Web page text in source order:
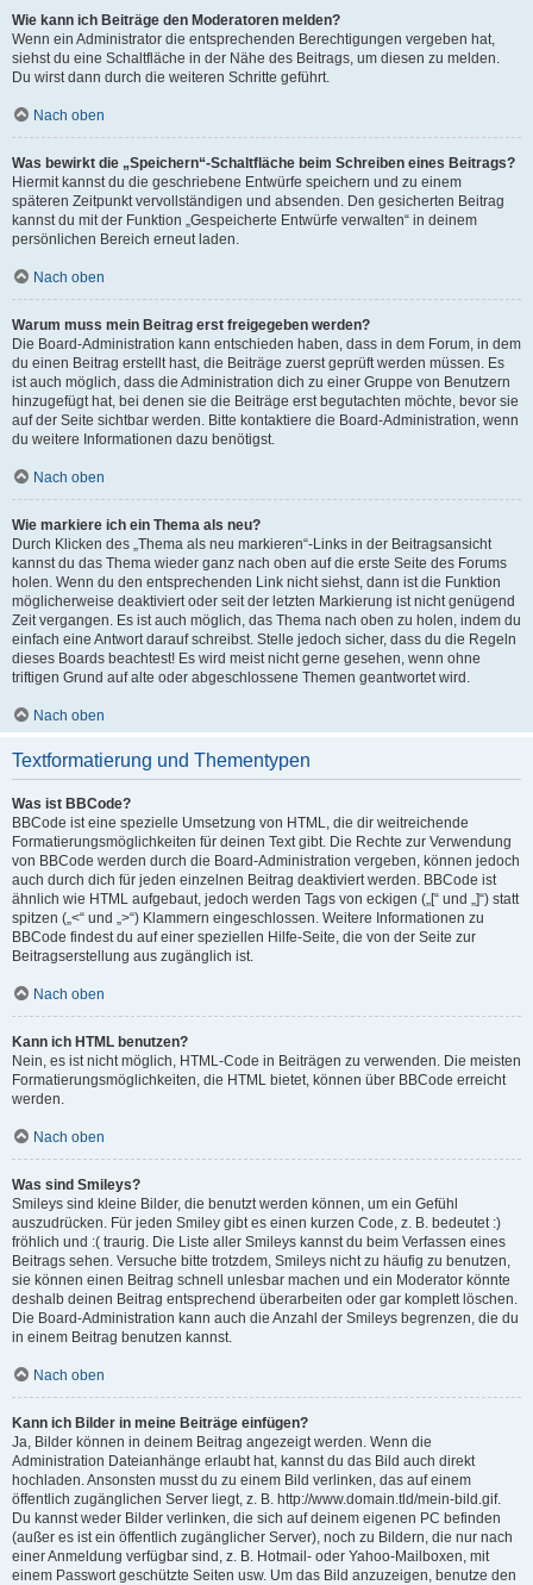
Wie kann ich Beiträge den Moderatoren melden?
Wenn ein Administrator die entsprechenden Berechtigungen vergeben hat,
siehst du eine Schaltfläche in der Nähe des Beitrags, um diesen zu melden.
Du wirst dann durch die weiteren Schritte geführt.
Nach oben
Was bewirkt die „Speichern“-Schaltfläche beim Schreiben eines Beitrags?
Hiermit kannst du die geschriebene Entwürfe speichern und zu einem
späteren Zeitpunkt vervollständigen und absenden. Den gesicherten Beitrag
kannst du mit der Funktion „Gespeicherte Entwürfe verwalten“ in deinem
persönlichen Bereich erneut laden.
Nach oben
Warum muss mein Beitrag erst freigegeben werden?
Die Board-Administration kann entschieden haben, dass in dem Forum, in dem
du einen Beitrag erstellt hast, die Beiträge zuerst geprüft werden müssen. Es
ist auch möglich, dass die Administration dich zu einer Gruppe von Benutzern
hinzugefügt hat, bei denen sie die Beiträge erst begutachten möchte, bevor sie
auf der Seite sichtbar werden. Bitte kontaktiere die Board-Administration, wenn
du weitere Informationen dazu benötigst.
Nach oben
Wie markiere ich ein Thema als neu?
Durch Klicken des „Thema als neu markieren“-Links in der Beitragsansicht
kannst du das Thema wieder ganz nach oben auf die erste Seite des Forums
holen. Wenn du den entsprechenden Link nicht siehst, dann ist die Funktion
möglicherweise deaktiviert oder seit der letzten Markierung ist nicht genügend
Zeit vergangen. Es ist auch möglich, das Thema nach oben zu holen, indem du
einfach eine Antwort darauf schreibst. Stelle jedoch sicher, dass du die Regeln
dieses Boards beachtest! Es wird meist nicht gerne gesehen, wenn ohne
triftigen Grund auf alte oder abgeschlossene Themen geantwortet wird.
Nach oben
Textformatierung und Thementypen
Was ist BBCode?
BBCode ist eine spezielle Umsetzung von HTML, die dir weitreichende
Formatierungsmöglichkeiten für deinen Text gibt. Die Rechte zur Verwendung
von BBCode werden durch die Board-Administration vergeben, können jedoch
auch durch dich für jeden einzelnen Beitrag deaktiviert werden. BBCode ist
ähnlich wie HTML aufgebaut, jedoch werden Tags von eckigen („[“ und „]“) statt
spitzen („<“ und „>“) Klammern eingeschlossen. Weitere Informationen zu
BBCode findest du auf einer speziellen Hilfe-Seite, die von der Seite zur
Beitragserstellung aus zugänglich ist.
Nach oben
Kann ich HTML benutzen?
Nein, es ist nicht möglich, HTML-Code in Beiträgen zu verwenden. Die meisten
Formatierungsmöglichkeiten, die HTML bietet, können über BBCode erreicht
werden.
Nach oben
Was sind Smileys?
Smileys sind kleine Bilder, die benutzt werden können, um ein Gefühl
auszudrücken. Für jeden Smiley gibt es einen kurzen Code, z. B. bedeutet :)
fröhlich und :( traurig. Die Liste aller Smileys kannst du beim Verfassen eines
Beitrags sehen. Versuche bitte trotzdem, Smileys nicht zu häufig zu benutzen,
sie können einen Beitrag schnell unlesbar machen und ein Moderator könnte
deshalb deinen Beitrag entsprechend überarbeiten oder gar komplett löschen.
Die Board-Administration kann auch die Anzahl der Smileys begrenzen, die du
in einem Beitrag benutzen kannst.
Nach oben
Kann ich Bilder in meine Beiträge einfügen?
Ja, Bilder können in deinem Beitrag angezeigt werden. Wenn die
Administration Dateianhänge erlaubt hat, kannst du das Bild auch direkt
hochladen. Ansonsten musst du zu einem Bild verlinken, das auf einem
öffentlich zugänglichen Server liegt, z. B. http://www.domain.tld/mein-bild.gif.
Du kannst weder Bilder verlinken, die sich auf deinem eigenen PC befinden
(außer es ist ein öffentlich zugänglicher Server), noch zu Bildern, die nur nach
einer Anmeldung verfügbar sind, z. B. Hotmail- oder Yahoo-Mailboxen, mit
einem Passwort geschützte Seiten usw. Um das Bild anzuzeigen, benutze den